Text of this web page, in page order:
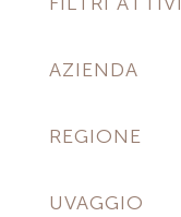
AZIENDA
REGIONE
UVAGGIO